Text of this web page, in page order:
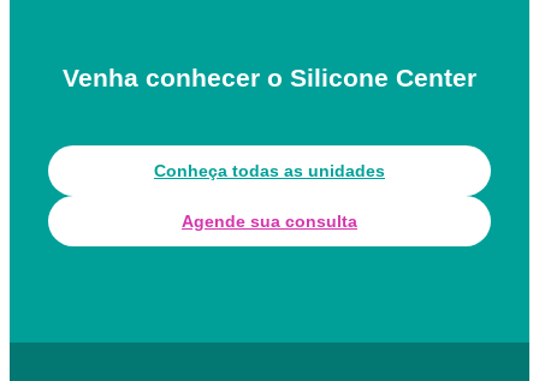
Venha conhecer o Silicone Center
Conheça todas as unidades
Agende sua consulta